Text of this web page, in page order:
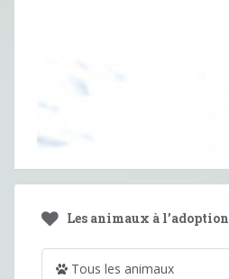
Les animaux à l’adoption
Tous les animaux